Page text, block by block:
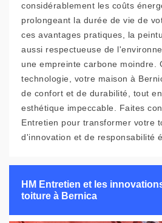
considérablement les coûts
prolongeant la durée de vie de
ces avantages pratiques, la
aussi respectueuse de
une empreinte carbone moindre.
technologie, votre maison à
de confort et de durabilité, tout
esthétique impeccable. Faites
Entretien pour transformer votre
d'innovation et de responsabilité
HM Entretien et les
toiture à Bernica